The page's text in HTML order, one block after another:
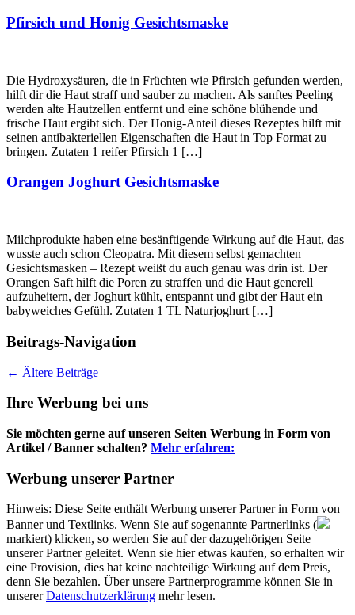
Pfirsich und Honig Gesichtsmaske
Die Hydroxysäuren, die in Früchten wie Pfirsich gefunden werden,
hilft dir die Haut straff und sauber zu machen. Als sanftes Peeling
werden alte Hautzellen entfernt und eine schöne blühende und
frische Haut ergibt sich. Der Honig-Anteil dieses Rezeptes hilft mit
seinen antibakteriellen Eigenschaften die Haut in Top Format zu
bringen. Zutaten 1 reifer Pfirsich 1 […]
Orangen Joghurt Gesichtsmaske
Milchprodukte haben eine besänftigende Wirkung auf die Haut, das
wusste auch schon Cleopatra. Mit diesem selbst gemachten
Gesichtsmasken – Rezept weißt du auch genau was drin ist. Der
Orangen Saft hilft die Poren zu straffen und die Haut generell
aufzuheitern, der Joghurt kühlt, entspannt und gibt der Haut ein
babyweiches Gefühl. Zutaten 1 TL Naturjoghurt […]
Beitrags-Navigation
← Ältere Beiträge
Ihre Werbung bei uns
Sie möchten gerne auf unseren Seiten Werbung in Form von
Artikel / Banner schalten? Mehr erfahren:
Werbung unserer Partner
Hinweis: Diese Seite enthält Werbung unserer Partner in Form von
Banner und Textlinks. Wenn Sie auf sogenannte Partnerlinks (
markiert) klicken, so werden Sie auf der dazugehörigen Seite
unserer Partner geleitet. Wenn sie hier etwas kaufen, so erhalten wir
eine Provision, dies hat keine nachteilige Wirkung auf dem Preis,
denn Sie bezahlen. Über unsere Partnerprogramme können Sie in
unsererDatenschutzerklärung mehr lesen.